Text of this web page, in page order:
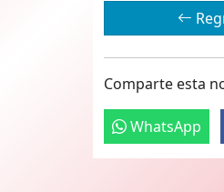
Comparte esta
WhatsApp